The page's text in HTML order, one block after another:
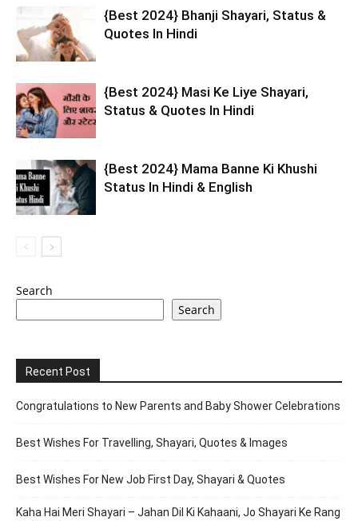
{Best 2024} Bhanji Shayari, Status &
Quotes In Hindi
{Best 2024} Masi Ke Liye Shayari,
Status & Quotes In Hindi
{Best 2024} Mama Banne Ki Khushi
Status In Hindi & English
Search
Search
Recent Post
Congratulations to New Parents and Baby Shower Celebrations
Best Wishes For Travelling, Shayari, Quotes & Images
Best Wishes For New Job First Day, Shayari & Quotes
Kaha Hai Meri Shayari – Jahan Dil Ki Kahaani, Jo Shayari Ke Rang